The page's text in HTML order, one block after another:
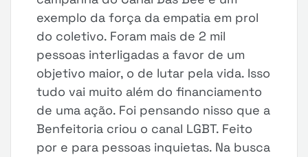
exemplo da força da empatia em prol
do coletivo. Foram mais de 2 mil
pessoas interligadas a favor de um
objetivo maior, o de lutar pela vida. Isso
tudo vai muito além do financiamento
de uma ação. Foi pensando nisso que a
Benfeitoria criou o canal LGBT. Feito
por e para pessoas inquietas. Na busca